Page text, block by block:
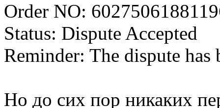
Order NO:
Status: Dispute Accepted
Reminder: The dispute has
Но до сих пор никаких